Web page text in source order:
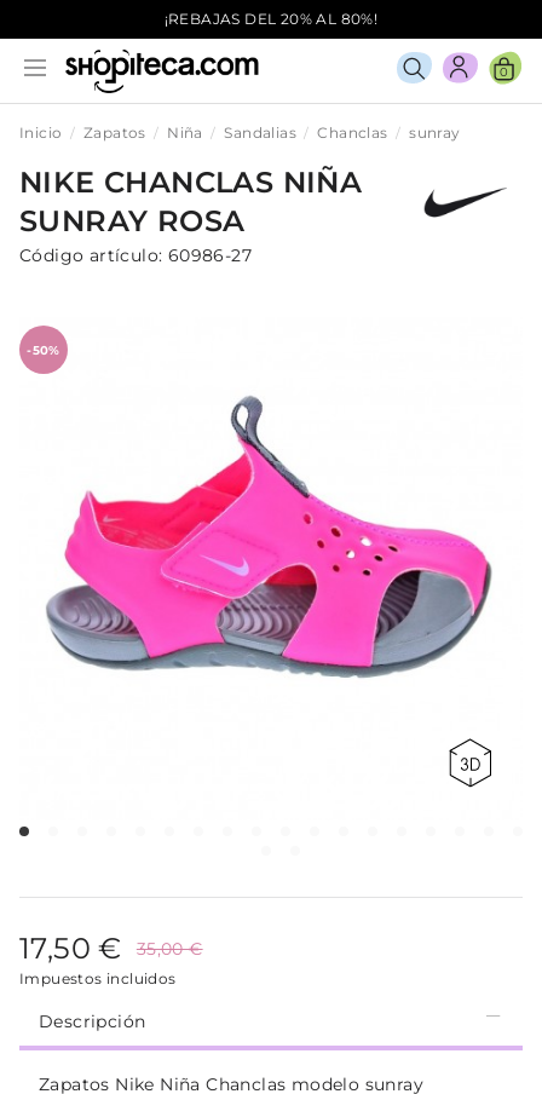
¡REBAJAS DEL 20% AL 80%!
0
Inicio Zapatos Niña Sandalias Chanclas sunray
NIKE CHANCLAS NIÑA
SUNRAY ROSA
Código artículo: 60986-27
-50%
17,50 € 35,00 €
Impuestos incluidos
Descripción
Zapatos Nike Niña Chanclas modelo sunray